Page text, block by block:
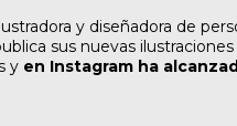
y diseñadora de
sus nuevas
y en Instagram ha